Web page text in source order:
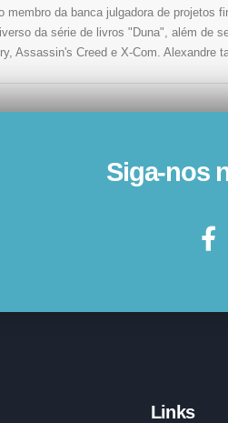
membro da banca julgadora de projetos
da série de livros "Duna", além de
Assassin's Creed e X-Com. Alexandre
Siga-nos
Links